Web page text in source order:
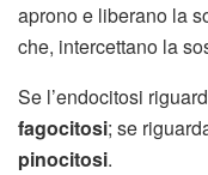
aprono e liberano la
che, intercettano la
Se l’endocitosi
fagocitosi; se
pinocitosi.